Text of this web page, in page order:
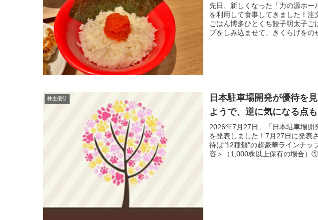
先日、新しくなった「力の源ホ
を利用して食事してきました！
ごはん博多ひとくち餃子明太子
プをしみ込ませて、きくらげをの
株主優待
日本駐車場開発が優待を
ようで、逆に気になる点も
2026年7月27日、「日本駐車場
を発表しました！7月27日に発表
待は"12種類"の超豪華ラインナッ
容＞（1,000株以上保有の場合）